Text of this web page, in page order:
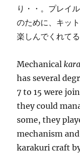
り・・。プレイ
のために、キッ
楽しんでくれて
Mechanical
hasseveral
7 to 15 were
they could
some, they
mechanism
karakuri craft